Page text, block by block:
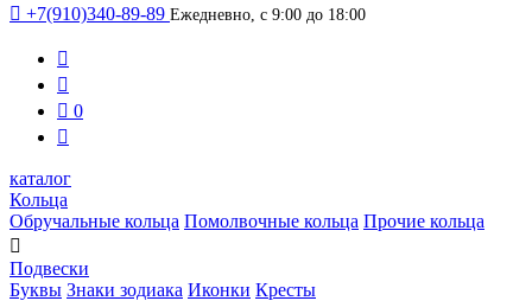
 +7(910)340-89-89 Ежедневно, с 9:00 до 18:00


 0

каталог
Кольца
Обручальные кольца Помолвочные кольца Прочие кольца

Подвески
Буквы Знаки зодиака Иконки Кресты